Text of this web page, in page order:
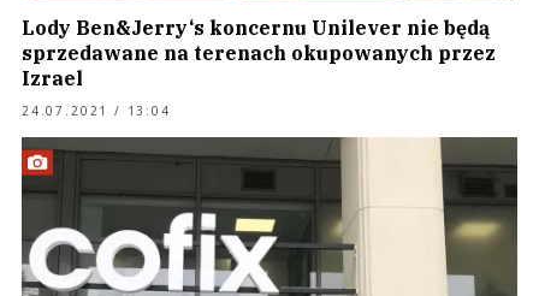
Lody Ben&Jerry‘s koncernu Unilever nie będą
sprzedawane na terenach okupowanych przez
Izrael
24.07.2021 / 13:04